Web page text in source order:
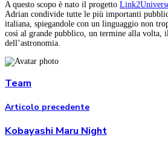
A questo scopo è nato il progetto
Adrian condivide tutte le più importanti
italiana, spiegandole con un linguaggio non
così al grande pubblico, un termine alla volta,
dell’astronomia.
Team
Articolo precedente
Kobayashi Maru Night